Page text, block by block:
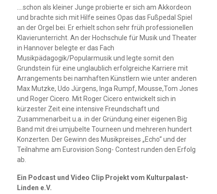
….schon als kleiner Junge probierte er sich am Akkordeon
und brachte sich mit Hilfe seines Opas das Fußpedal Spiel
an der Orgel bei. Er erhielt schon sehr früh professionellen
Klavierunterricht. An der Hochschule für Musik und Theater
in Hannover belegte er das Fach
Musikpädagogik/Popularmusik und legte somit den
Grundstein für eine unglaublich erfolgreiche Karriere mit
Arrangements bei namhaften Künstlern wie unter anderen
Max Mutzke, Udo Jürgens, Inga Rumpf, Mousse,Tom Jones
und Roger Cicero. Mit Roger Cicero entwickelt sich in
kürzester Zeit eine intensive Freundschaft und
Zusammenarbeit u.a. in der Gründung einer eigenen Big
Band mit drei umjubelte Tourneen und mehreren hundert
Konzerten. Der Gewinn des Musikpreises „Echo“ und der
Teilnahme am Eurovision Song- Contest runden den Erfolg
ab.
Ein Podcast und Video Clip Projekt vom Kulturpalast-
Linden e.V.